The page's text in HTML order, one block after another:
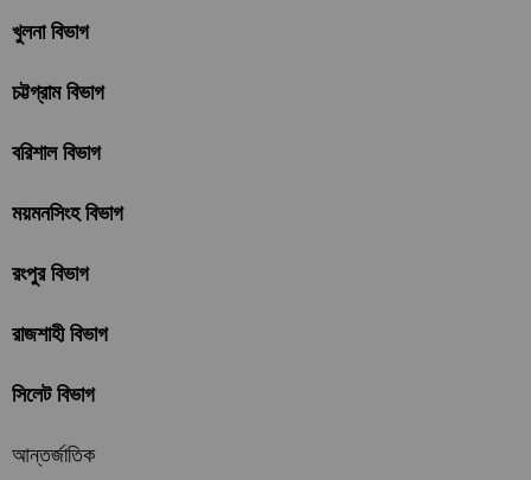
খুলনা বিভাগ
চট্টগ্রাম বিভাগ
বরিশাল বিভাগ
ময়মনসিংহ বিভাগ
রংপুর বিভাগ
রাজশাহী বিভাগ
সিলেট বিভাগ
আন্তর্জাতিক